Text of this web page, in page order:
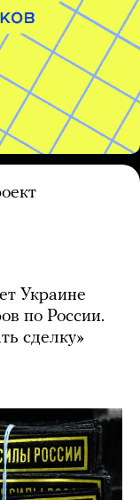
Украине
по России.
сделку»